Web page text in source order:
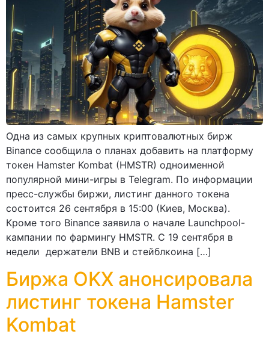
Одна из самых крупных криптовалютных бирж
Binance сообщила о планах добавить на платформу
токен Hamster Kombat (HMSTR) одноименной
популярной мини-игры в Telegram. По информации
пресс-службы биржи, листинг данного токена
состоится 26 сентября в 15:00 (Киев, Москва).
Кроме того Binance заявила о начале Launchpool-
кампании по фармингу HMSTR. С 19 сентября в
недели держатели BNB и стейблкоина […]
Биржа OKX анонсировала
листинг токена Hamster
Kombat